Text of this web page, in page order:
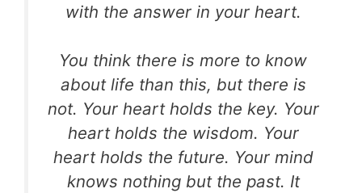
with the answer in your heart.
You think there is more to know
about life than this, but there is
not. Your heart holds the key. Your
heart holds the wisdom. Your
heart holds the future. Your mind
knows nothing but the past. It